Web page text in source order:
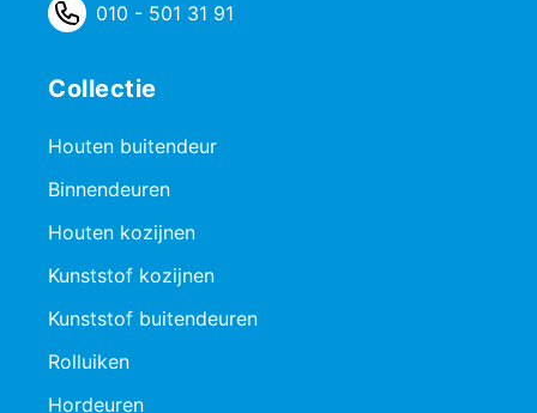
010 - 501 31 91
Collectie
Houten buitendeur
Binnendeuren
Houten kozijnen
Kunststof kozijnen
Kunststof buitendeuren
Rolluiken
Hordeuren